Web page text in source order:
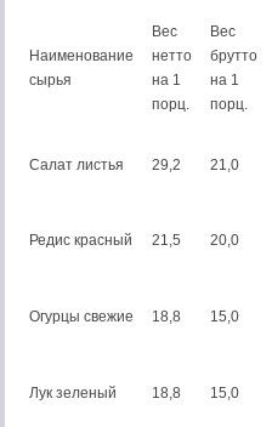
Наименование
сырья
Вес
нетто
на 1
порц.
Вес
брутто
на 1
порц.
Салат листья 29,2 21,0
Редис красный 21,5 20,0
Огурцы свежие 18,8 15,0
Лук зеленый 18,8 15,0